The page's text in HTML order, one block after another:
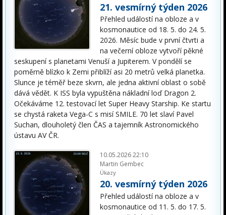
21. vesmírný týden 2026
Přehled událostí na obloze a v
kosmonautice od 18. 5. do 24. 5.
2026. Měsíc bude v první čtvrti a
na večerní obloze vytvoří pěkné
seskupení s planetami Venuší a Jupiterem. V pondělí se
poměrně blízko k Zemi přiblíží asi 20 metrů velká planetka.
Slunce je téměř beze skvrn, ale jedna aktivní oblast o sobě
dává vědět. K ISS byla vypuštěna nákladní loď Dragon 2.
Očekáváme 12. testovací let Super Heavy Starship. Ke startu
se chystá raketa Vega-C s misí SMILE. 70 let slaví Pavel
Suchan, dlouholetý člen ČAS a tajemník Astronomického
ústavu AV ČR.
10.05.2026 22:10
Martin Gembec
Úkazy
20. vesmírný týden 2026
Přehled událostí na obloze a v
kosmonautice od 11. 5. do 17. 5.